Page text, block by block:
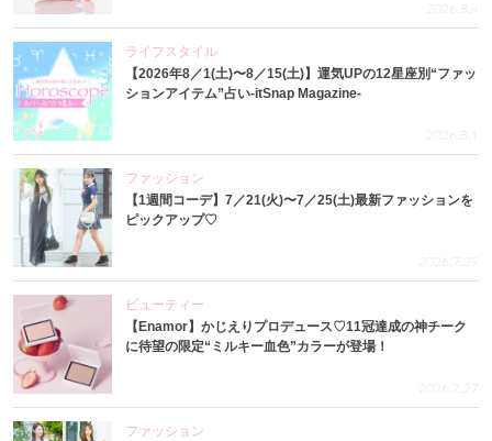
2026.8.4
ライフスタイル
【2026年8／1(土)〜8／15(土)】運気UPの12星座別“ファッ
ションアイテム”占い-itSnap Magazine-
2026.8.1
ファッション
【1週間コーデ】7／21(火)〜7／25(土)最新ファッションを
ピックアップ♡
2026.7.29
ビューティー
【Enamor】かじえりプロデュース♡11冠達成の神チーク
に待望の限定“ミルキー血色”カラーが登場！
2026.7.27
ファッション